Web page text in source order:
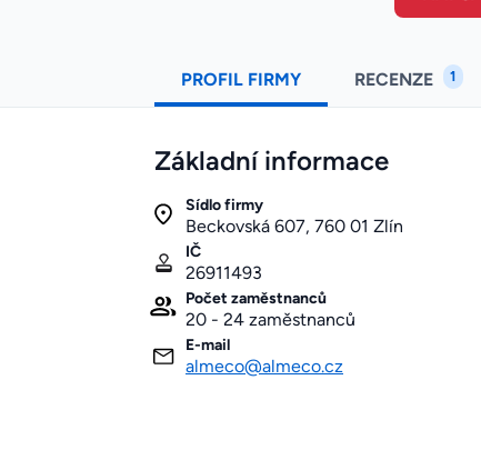
PROFIL FIRMY RECENZE 1
Základní informace
Sídlo firmy
Beckovská 607, 760 01 Zlín
IČ
26911493
Počet zaměstnanců
20 - 24 zaměstnanců
E-mail
almeco@almeco.cz